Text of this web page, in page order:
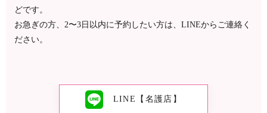
どです。
お急ぎの方、2〜3日以内に予約したい方は、LINEからご連絡く
ださい。
LINE【名護店】